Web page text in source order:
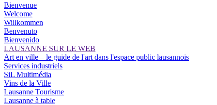
Bienvenue
Welcome
Willkommen
Benvenuto
Bienvenido
LAUSANNE SUR LE WEB
Art en ville – le guide de l'art dans l'espace public lausannois
Services industriels
SiL Multimédia
Vins de la Ville
Lausanne Tourisme
Lausanne à table